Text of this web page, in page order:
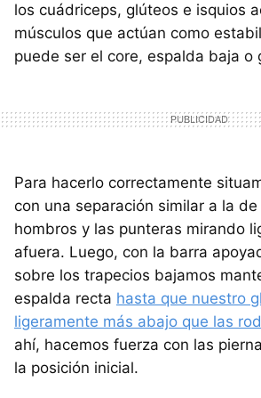
los cuádriceps, glúteos e isquios
músculos que actúan como
puede ser el core, espalda baja o
Para hacerlo correctamente
con una separación similar a la
hombros y las punteras mirando
afuera. Luego, con la barra
sobre los trapecios bajamos
espalda recta hasta que nuestro
ligeramente más abajo que las
ahí, hacemos fuerza con las
la posición inicial.